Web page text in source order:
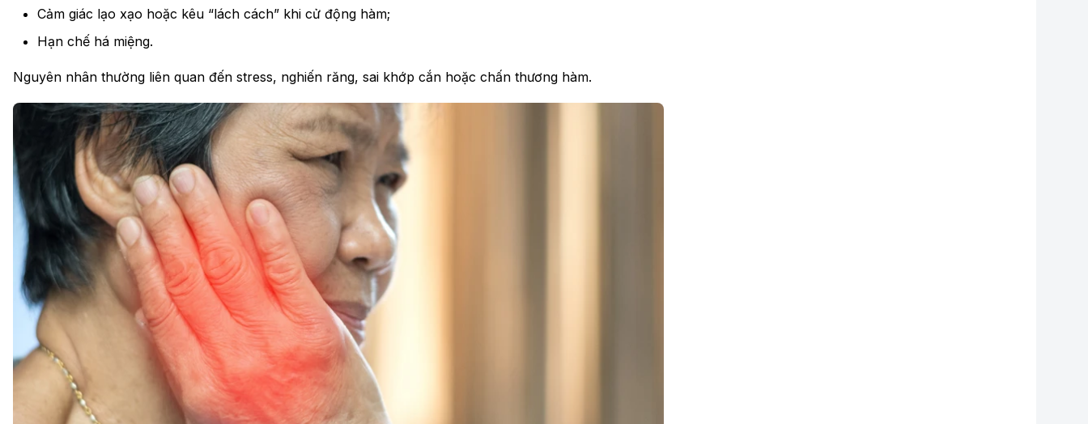
Cảm giác lạo xạo hoặc kêu “lách cách” khi cử động hàm;
Hạn chế há miệng.
Nguyên nhân thường liên quan đến stress, nghiến răng, sai khớp cắn hoặc chấn thương hàm.